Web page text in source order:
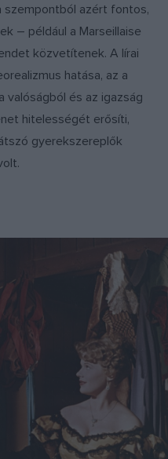
szempontból azért fontos,
– például a Marseillaise
közvetítenek. A lírai
hatása, az a
valóságból és az igazság
hitelességét erősíti,
gyerekszereplők